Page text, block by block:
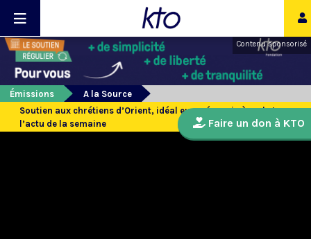
Contenu sponsorisé
Émissions
A la Source
Soutien aux chrétiens d’Orient, idéal européen mis à mal et
l’actu de la semaine
Faire un don à KTO